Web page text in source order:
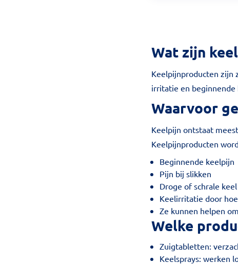
Wat zijn
Keelpijnproducten zijn
irritatie en beginnende
Waarvoor
Keelpijn ontstaat
Keelpijnproducten
Beginnende keelpijn
Pijn bij slikken
Droge of schrale keel
Keelirritatie door
Ze kunnen helpen
Welke
Zuigtabletten:
Keelsprays: werken